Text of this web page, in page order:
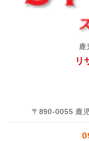
鹿
リ
〒890-0055 鹿